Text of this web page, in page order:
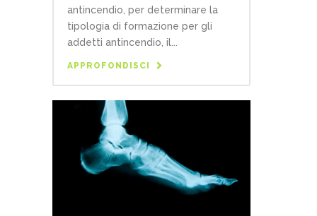
antincendio, per determinare la
tipologia di formazione per gli
addetti antincendio, il...
APPROFONDISCI